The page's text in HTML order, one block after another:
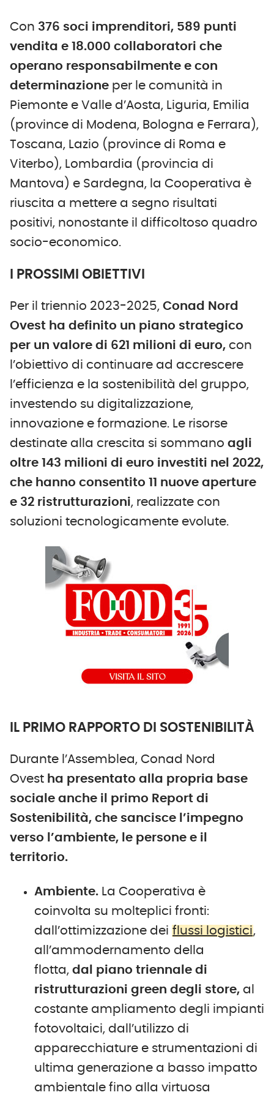
Con 376 soci imprenditori, 589 punti
vendita e 18.000 collaboratori che
operano responsabilmente e con
determinazione per le comunità in
Piemonte e Valle d’Aosta, Liguria, Emilia
(province di Modena, Bologna e Ferrara),
Toscana, Lazio (province di Roma e
Viterbo), Lombardia (provincia di
Mantova) e Sardegna, la Cooperativa è
riuscita a mettere a segno risultati
positivi, nonostante il difficoltoso quadro
socio-economico.
I PROSSIMI OBIETTIVI
Per il triennio 2023-2025, Conad Nord
Ovest ha definito un piano strategico
per un valore di 621 milioni di euro, con
l’obiettivo di continuare ad accrescere
l’efficienza e la sostenibilità del gruppo,
investendo su digitalizzazione,
innovazione e formazione. Le risorse
destinate alla crescita si sommano agli
oltre 143 milioni di euro investiti nel 2022,
che hanno consentito 11 nuove aperture
e 32 ristrutturazioni, realizzate con
soluzioni tecnologicamente evolute.
IL PRIMO RAPPORTO DI SOSTENIBILITÀ
Durante l’Assemblea, Conad Nord
Ovest ha presentato alla propria base
sociale anche il primo Report di
Sostenibilità, che sancisce l’impegno
verso l’ambiente, le persone e il
territorio.
Ambiente. La Cooperativa è
coinvolta su molteplici fronti:
dall’ottimizzazione dei flussi logistici,
all’ammodernamento della
flotta, dal piano triennale di
ristrutturazioni green degli store, al
costante ampliamento degli impianti
fotovoltaici, dall’utilizzo di
apparecchiature e strumentazioni di
ultima generazione a basso impatto
ambientale fino alla virtuosa